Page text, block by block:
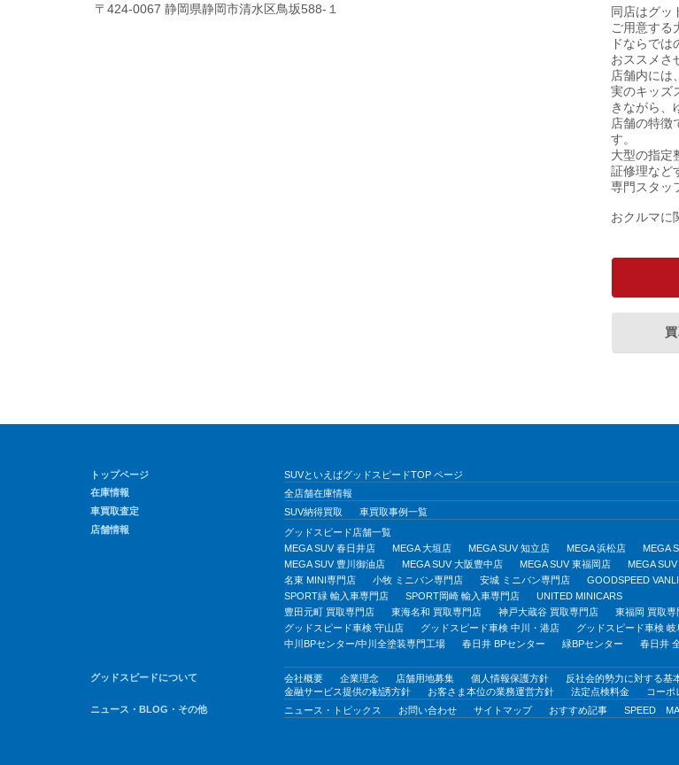
同店はグッ
ご用意する
ドならで
おススメさ
店舗内には
実のキッズ
きながら、
店舗の特徴
す。
大型の指定
証修理など
専門スタッ
おクルマに
〒424-0067 静岡県静岡市清水区鳥坂588-１
トップページ
SUVといえばグッドスピードTOP ページ
在庫情報
全店舗在庫情報
車買取査定
SUV納得買取
車買取事例一覧
店舗情報
グッドスピード店舗一覧
MEGA SUV 春日井店
MEGA 大垣店 MEGA SUV 知立店 MEGA 浜松店 MEGA
MEGA SUV 豊川御油店
MEGA SUV 大阪豊中店 MEGA SUV 東福岡店 MEGA
名東 MINI専門店
小牧 ミニバン専門店 安城 ミニバン専門店 GOODSPEED
SPORT緑 輸入車専門店
SPORT岡崎 輸入車専門店
UNITED MINICARS
豊田元町 買取専門店
東海名和 買取専門店 神戸大蔵谷 買取専門店
東福岡 買取専
グッドスピード車検 守山店
グッドスピード車検 中川・港店 グッドスピード車検 岐
中川BPセンター/中川全塗装専門工場
春日井 BPセンター 緑BPセンター 春日井
グッドスピードについて 会社概要 企業理念 店舗用地募集 個人情報保護方針 反社会的勢力に対する基
金融サービス提供の勧誘方針
お客さま本位の業務運営方針 法定点検料金
コーポ
ニュース・BLOG・その他
ニュース・トピックス お問い合わせ サイトマップ おすすめ記事 SPEED